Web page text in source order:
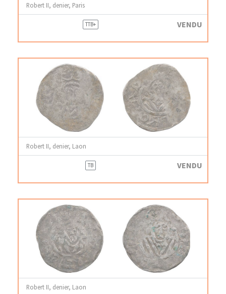
Robert II, denier, Paris
TTB+ VENDU
Robert II, denier, Laon
TB VENDU
Robert II, denier, Laon